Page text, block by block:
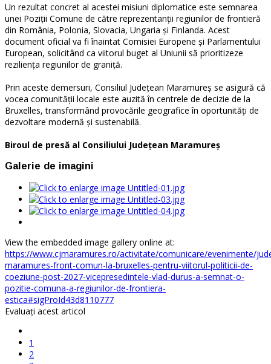
Un rezultat concret al acestei misiuni diplomatice este semnarea
unei Poziții Comune de către reprezentanții regiunilor de frontieră
din România, Polonia, Slovacia, Ungaria și Finlanda. Acest
document oficial va fi înaintat Comisiei Europene și Parlamentului
European, solicitând ca viitorul buget al Uniunii să prioritizeze
reziliența regiunilor de graniță.
Prin aceste demersuri, Consiliul Județean Maramureș se asigură că
vocea comunității locale este auzită în centrele de decizie de la
Bruxelles, transformând provocările geografice în oportunități de
dezvoltare modernă și sustenabilă.
Biroul de presă al Consiliului Județean Maramureș
Galerie de imagini
View the embedded image gallery online at:
https://www.cjmaramures.ro/activitate/comunicare/evenimente/
maramures-front-comun-la-bruxelles-pentru-viitorul-politicii-de-
coeziune-post-2027-vicepresedintele-vlad-durus-a-semnat-o-
pozitie-comuna-a-regiunilor-de-frontiera-
estica#sigProId43d8110777
Evaluaţi acest articol
1
2